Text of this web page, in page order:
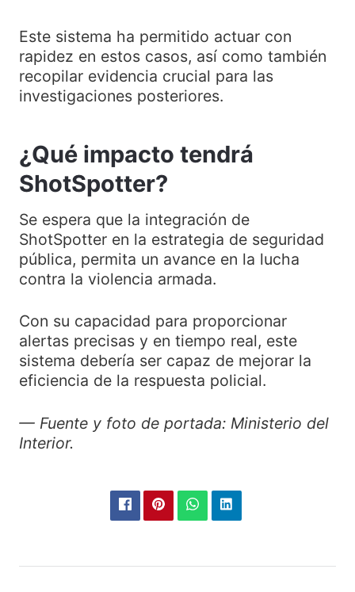
Este sistema ha permitido actuar con
rapidez en estos casos, así como también
recopilar evidencia crucial para las
investigaciones posteriores.
¿Qué impacto tendrá
ShotSpotter?
Se espera que la integración de
ShotSpotter en la estrategia de seguridad
pública, permita un avance en la lucha
contra la violencia armada.
Con su capacidad para proporcionar
alertas precisas y en tiempo real, este
sistema debería ser capaz de mejorar la
eficiencia de la respuesta policial.
— Fuente y foto de portada: Ministerio del
Interior.